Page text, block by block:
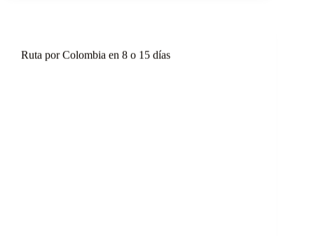
Ruta por Colombia en 8 o 15 días